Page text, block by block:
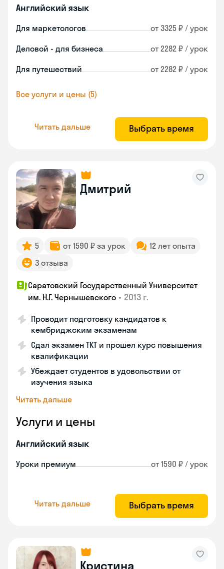
Английский язык
Для маркетологов от 3325 ₽ / урок
Деловой - для бизнеса от 2282 ₽ / урок
Для путешествий от 2282 ₽ / урок
Все услуги и цены (5)
Читать дальше Выбрать время
Дмитрий
5 от 1590 ₽ за урок
12 лет опыта
3 отзыва
Саратовский Государственный Университет
им. Н.Г. Чернышевского • 2013 г.
Проводит подготовку кандидатов к
кембриджским экзаменам
Сдал экзамен TKT и прошел курс повышения
квалификации
Убеждает студентов в удовольствии от
изучения языка
Читать дальше
Услуги и цены
Английский язык
Уроки премиум от 1590 ₽ / урок
Читать дальше Выбрать время
Кристина